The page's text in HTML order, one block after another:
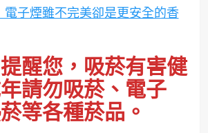
電子煙雖不完美卻是更安全的香
醒您，吸菸有害健
請勿吸菸、電子
等各種菸品。